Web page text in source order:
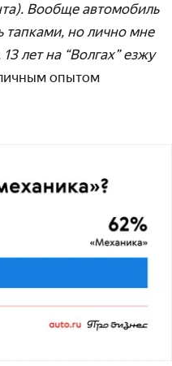
Вообще автомобиль
тапками, но лично мне
лет на “Волгах” езжу
опытом